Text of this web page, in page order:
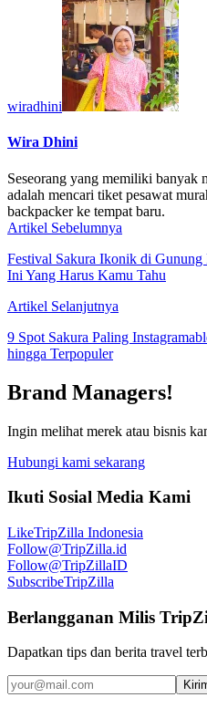
wiradhini
Wira Dhini
Seseorang yang memiliki banyak
adalah mencari tiket pesawat
backpacker ke tempat baru.
Artikel Sebelumnya
Festival Sakura Ikonik di
Ini Yang Harus Kamu Tahu
Artikel Selanjutnya
9 Spot Sakura Paling
hingga Terpopuler
Brand Managers!
Ingin melihat merek atau bisnis
Hubungi kami sekarang
Ikuti Sosial Media Kami
LikeTripZilla Indonesia
Follow@TripZilla.id
Follow@TripZillaID
SubscribeTripZilla
Berlangganan Milis
Dapatkan tips dan berita travel